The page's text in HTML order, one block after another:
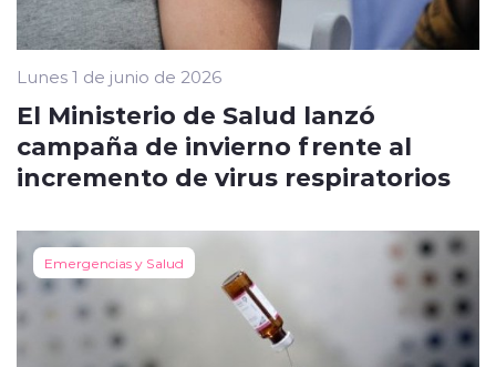
Lunes 1 de junio de 2026
El Ministerio de Salud lanzó
campaña de invierno frente al
incremento de virus respiratorios
Emergencias y Salud